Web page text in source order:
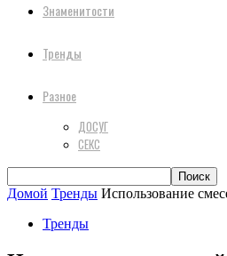
Знаменитости
Тренды
Разное
ДОСУГ
СЕКС
Домой Тренды Использование
Тренды